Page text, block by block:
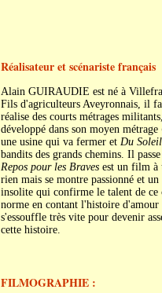
Réalisateur et scénariste français
Alain GUIRAUDIE est né à
Fils d'agriculteurs Aveyronnais, il
réalise des courts métrages
développé dans son moyen métrage
une usine qui va fermer et Du
bandits des grands chemins. Il
Repos pour les Braves est un film à
rien mais se montre passionné et
insolite qui confirme le talent de ce
norme en contant l'histoire d'amour
s'essouffle très vite pour devenir
cette histoire.
FILMOGRAPHIE :